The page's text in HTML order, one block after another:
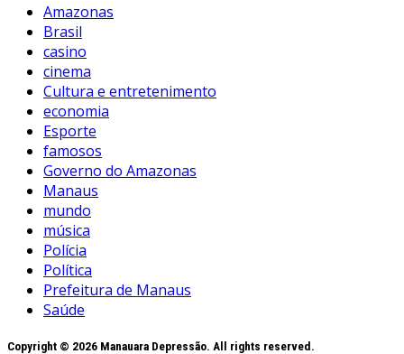
Amazonas
Brasil
casino
cinema
Cultura e entretenimento
economia
Esporte
famosos
Governo do Amazonas
Manaus
mundo
música
Polícia
Política
Prefeitura de Manaus
Saúde
Copyright © 2026 Manauara Depressão. All rights reserved.